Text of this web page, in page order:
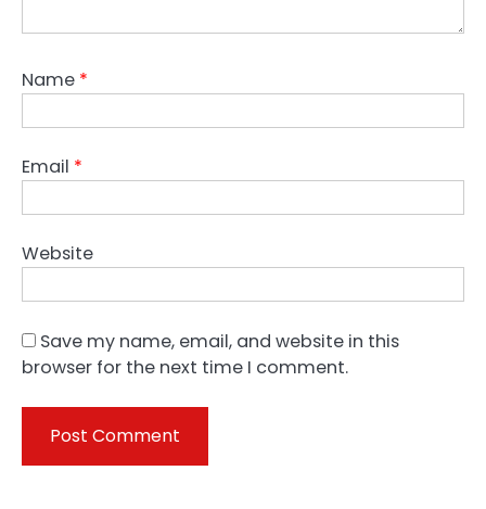
Name *
Email *
Website
Save my name, email, and website in this
browser for the next time I comment.